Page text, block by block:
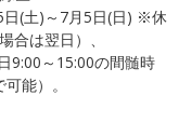
日(土)～7月5日(日) ※休
合は翌日）、
9:00～15:00の間髄時
能）。